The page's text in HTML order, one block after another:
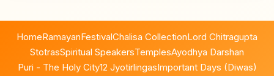
HomeRamayanFestivalChalisa CollectionLord Chitragupta
StotrasSpiritual SpeakersTemplesAyodhya Darshan
Puri - The Holy City12 JyotirlingasImportant Days (Diwas)